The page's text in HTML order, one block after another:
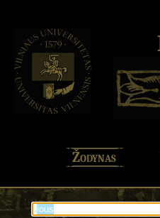
Žodynas